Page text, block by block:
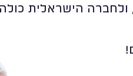
ולחברה הישראלית